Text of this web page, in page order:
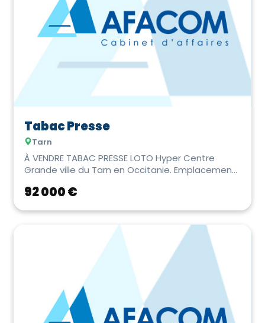
Tabac Presse
Tarn
À VENDRE TABAC PRESSE LOTO Hyper Centre
Grande ville du Tarn en Occitanie. Emplacement
92 000 €